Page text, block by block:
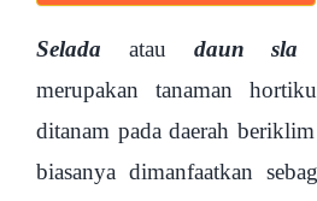
Selada atau daun sla
merupakan tanaman
ditanam pada daerah
biasanya dimanfaatkan